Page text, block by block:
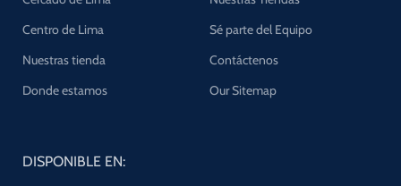
Centro de Lima
Nuestras tienda
Donde estamos
Sé parte del Equipo
Contáctenos
Our Sitemap
DISPONIBLE EN: